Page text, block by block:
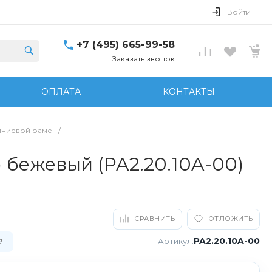
Войти
+7 (495) 665-99-58
Заказать звонок
ОПЛАТА КОНТАКТЫ
раме
/
(PA2.20.10A-00)
СРАВНИТЬ ОТЛОЖИТЬ
Артикул:PA2.20.10A-00